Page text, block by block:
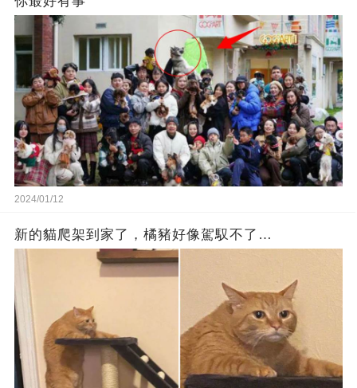
2024/01/12
新的貓爬架到家了，橘豬好像駕馭不了…